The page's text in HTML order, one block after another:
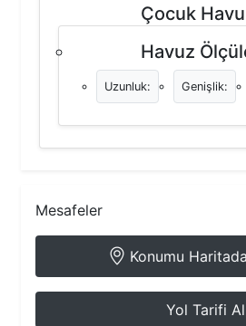
Çocuk
Havuz
Uzunluk: Genişlik:
Mesafeler
Konumu
Yol Tarifi Al